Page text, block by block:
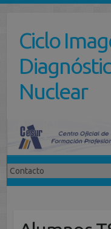
contenidoCiclo
Nuclear